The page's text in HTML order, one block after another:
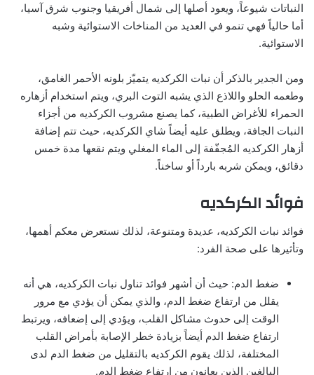
النباتات شيوعاً، ويعود أصلها إلى شمال أفريقيا وجنوب شرق آسيا،
أما حالياً فهي تنمو في العديد من المناخات الاستوائية وشبه
الاستوائية.
ومن الجدير بالذكر أن نبات الكركديه يتميّز بلونه الأحمر الغامق،
وطعمه الحلو واللاذع الذي يشبه التوت البري، ويتم استخدام أزهاره
الحمراء للأغراض الطبية، كما يصنع مشروب الكركديه من أجزاء
النبات الجافة، ويطلق عليه أيضاً شاي الكركديه، حيث تتم إضافة
أزهار الكركديه المُجفّفة إلى الماء المغلي ويتم نقعها مدة خمس
دقائق، ويمكن شربه بارداً أو ساخناً.
فوائد الكركديه
فوائد نبات الكركديه، عديدة ومتنوعة، لذلك نستعرض معكم أهمها،
وتأثيرها على صحة الفرد:
ضغط الدم: حيث أن أشهر فوائد تناول نبات الكركديه، هي أنه
يقلل من ارتفاع ضغط الدم، والذي يمكن أن يؤدي مع مرور
الوقت إلى حدوث مشاكل القلب، ويؤدي إلى إضعافه، ويرتبط
ارتفاع ضغط الدم أيضاً بزيادة خطر الإصابة بأمراض القلب
المختلفة، لذلك يقوم الكركديه بالتقليل من ضغط الدم لدى
البالغين الذين يعانون من ارتفاع ضغط الدم.